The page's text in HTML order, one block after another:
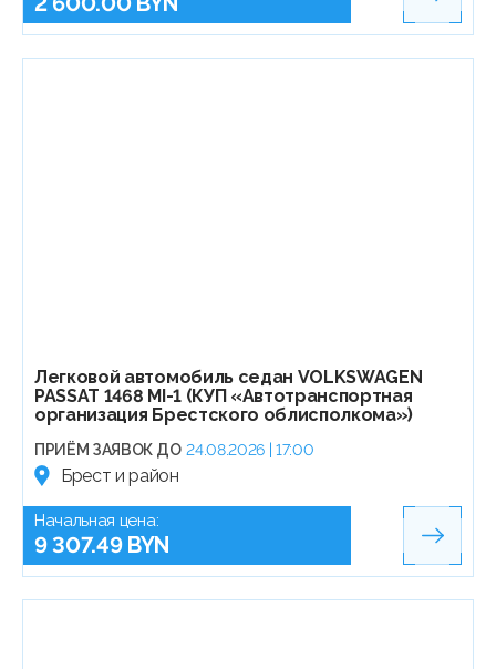
Легковой автомобиль седан VOLKSWAGEN
PASSAT 1468 MI-1 (КУП «Автотранспортная
организация Брестского облисполкома»)
ПРИЁМ ЗАЯВОК ДО 24.08.2026 | 17:00
Брест и район
Начальная цена:
9 307.49 BYN